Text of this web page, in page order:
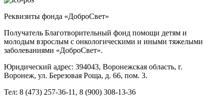
Реквизиты фонда «ДоброСвет»
Получатель Благотворительный фонд помощи детям и
молодым взрослым с онкологическими и иными тяжелыми
заболеваниями «ДоброСвет».
Юридический адрес: 394043, Воронежская область, г.
Воронеж, ул. Березовая Роща, д. 66, пом. 3.
Тел: 8 (473) 257-36-11, 8 (900) 308-13-36